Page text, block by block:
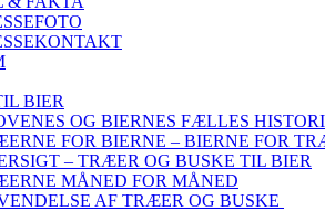
BIER
OG BIERNES FÆLLES
FOR BIERNE – BIERNE FOR
– TRÆER OG BUSKE TIL BIER
MÅNED FOR MÅNED
AF TRÆER OG BUSKE